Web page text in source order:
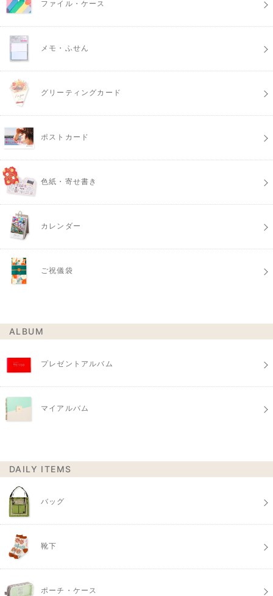
ファイル・ケース
メモ・ふせん
グリーティングカード
ポストカード
色紙・寄せ書き
カレンダー
ご祝儀袋
ALBUM
プレゼントアルバム
マイアルバム
DAILY ITEMS
バッグ
靴下
ポーチ・ケース